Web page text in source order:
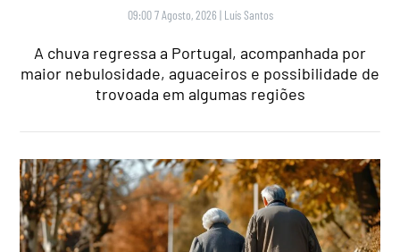
09:00 7 Agosto, 2026 | Luís Santos
A chuva regressa a Portugal, acompanhada por
maior nebulosidade, aguaceiros e possibilidade de
trovoada em algumas regiões